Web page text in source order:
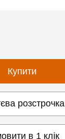
Купити
розстрочка
в 1 клік